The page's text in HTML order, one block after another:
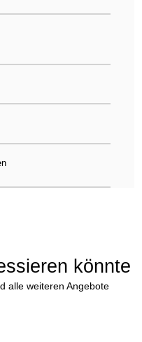
könnte
alle weiteren Angebote